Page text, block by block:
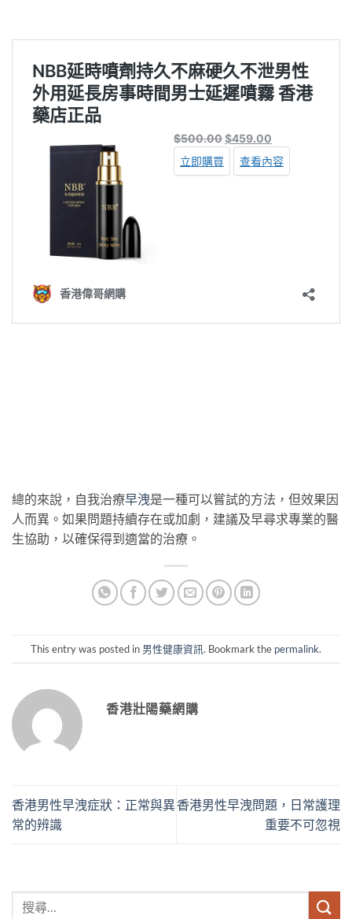
總的來說，自我治療早洩是一種可以嘗試的方法，但效果因
人而異。如果問題持續存在或加劇，建議及早尋求專業的醫
生協助，以確保得到適當的治療。
This entry was posted in 男性健康資訊. Bookmark the permalink.
香港壯陽藥網購
香港男性早洩症狀：正常與異
常的辨識
香港男性早洩問題，日常護理
重要不可忽視